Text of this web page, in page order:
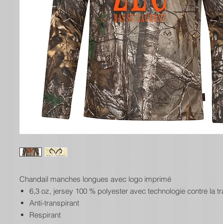
Chandail manches longues avec logo imprimé
6,3 oz, jersey 100 % polyester avec technologie contre la
Anti-transpirant
Respirant